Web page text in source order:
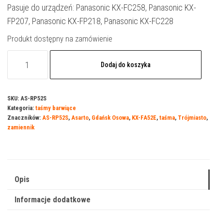
Pasuje do urządzeń: Panasonic KX-FC258, Panasonic KX-
FP207, Panasonic KX-FP218, Panasonic KX-FC228
Produkt dostępny na zamówienie
Taśma
do
Panasonic
52E
single
Dodaj do koszyka
SKU: AS-RP52S
Kategoria: taśmy barwiące
Znaczników: AS-RP52S, Asarto, Gdańsk Osowa, KX-FA52E, taśma, Trójmiasto,
zamiennik
Opis
Informacje dodatkowe